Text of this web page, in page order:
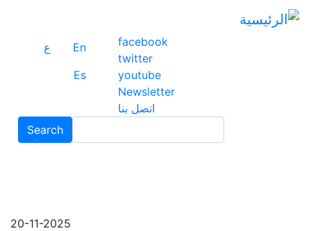
facebook
twitter
youtube
Newsletter
اتصل بنا
En
ع
Es
Search
Search
20-11-2025